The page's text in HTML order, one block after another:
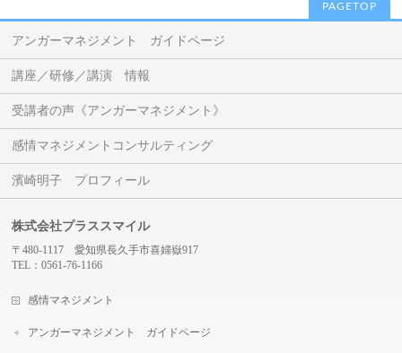
PAGETOP
アンガーマネジメント ガイドページ
講座／研修／講演 情報
受講者の声《アンガーマネジメント》
感情マネジメントコンサルティング
濱崎明子 プロフィール
株式会社プラススマイル
〒480-1117 愛知県長久手市喜婦嶽917
TEL：0561-76-1166
感情マネジメント
アンガーマネジメント ガイドページ